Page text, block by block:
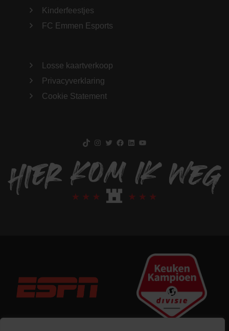
Kinderfeestjes
FC Emmen Esports
Losse kaartverkoop
Privacyverklaring
Cookie Statement